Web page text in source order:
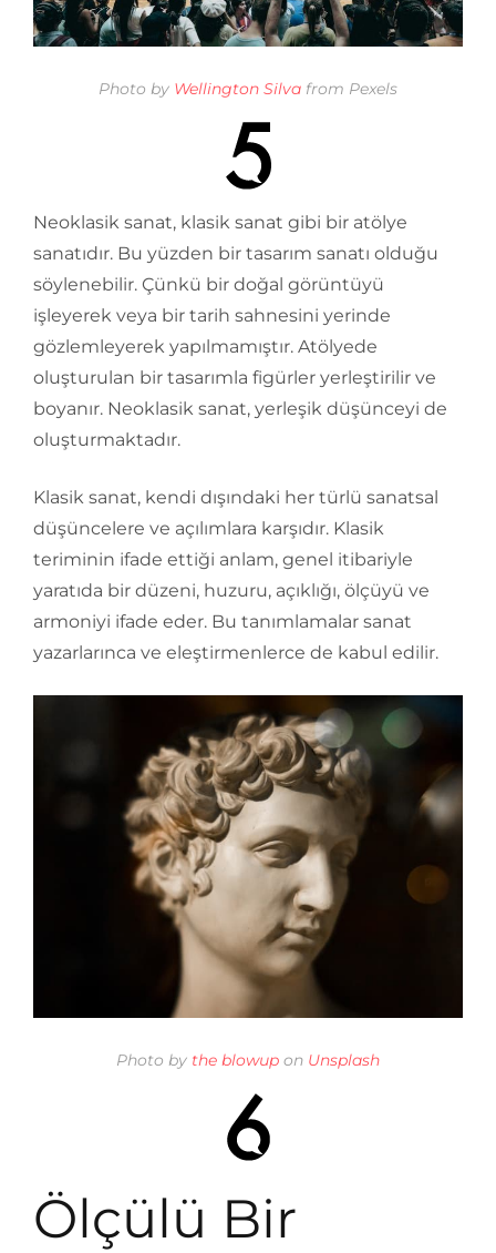
Photo by Wellington Silva from Pexels
Neoklasik sanat, klasik sanat gibi bir atölye
sanatıdır. Bu yüzden bir tasarım sanatı olduğu
söylenebilir. Çünkü bir doğal görüntüyü
işleyerek veya bir tarih sahnesini yerinde
gözlemleyerek yapılmamıştır. Atölyede
oluşturulan bir tasarımla figürler yerleştirilir ve
boyanır. Neoklasik sanat, yerleşik düşünceyi de
oluşturmaktadır.
Klasik sanat, kendi dışındaki her türlü sanatsal
düşüncelere ve açılımlara karşıdır. Klasik
teriminin ifade ettiği anlam, genel itibariyle
yaratıda bir düzeni, huzuru, açıklığı, ölçüyü ve
armoniyi ifade eder. Bu tanımlamalar sanat
yazarlarınca ve eleştirmenlerce de kabul edilir.
Photo by the blowup on Unsplash
Ölçülü Bir